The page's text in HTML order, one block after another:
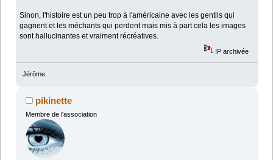
Sinon, l'histoire est un peu trop à l'américaine avec les gentils qui
gagnent et les méchants qui perdent mais mis à part cela les images
sont hallucinantes et vraiment récréatives.
IP archivée
Jérôme
pikinette
Membre de l'association